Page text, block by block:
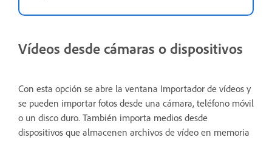
Vídeos desde cámaras o dispositivos
Con esta opción se abre la ventana Importador de vídeos y
se pueden importar fotos desde una cámara, teléfono móvil
o un disco duro. También importa medios desde
dispositivos que almacenen archivos de vídeo en memoria